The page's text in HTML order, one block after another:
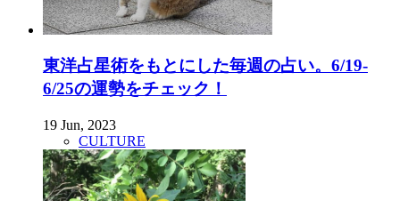
東洋占星術をもとにした毎週の占い。6/19-
6/25の運勢をチェック！
19 Jun, 2023
CULTURE